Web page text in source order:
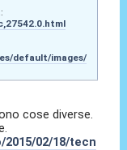
default/images/
cose diverse.
02/18/tecn